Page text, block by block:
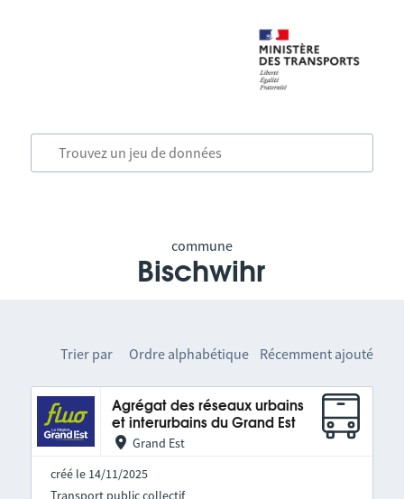
commune
Bischwihr
Trier par Ordre alphabétique Récemment ajouté
Agrégat des réseaux urbains
et interurbains du Grand Est
Grand Est
créé le 14/11/2025
Transport public collectif